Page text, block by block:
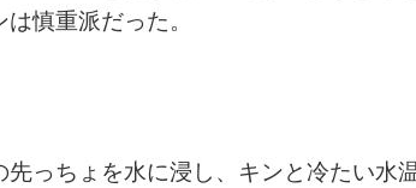
は慎重派だった。
先っちょを水に浸し、キンと冷たい水